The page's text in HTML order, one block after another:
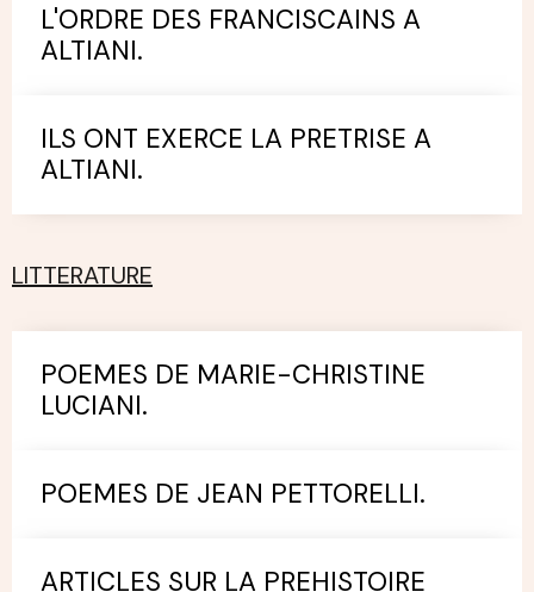
L'ORDRE DES FRANCISCAINS A
ALTIANI.
ILS ONT EXERCE LA PRETRISE A
ALTIANI.
LITTERATURE
POEMES DE MARIE-CHRISTINE
LUCIANI.
POEMES DE JEAN PETTORELLI.
ARTICLES SUR LA PREHISTOIRE